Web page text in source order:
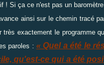
! Si ça ce n'est pas un
ainsi sur le chemin tracé
très exactement le programme
paroles :« Quel a été le
qu'est-ce qui a été